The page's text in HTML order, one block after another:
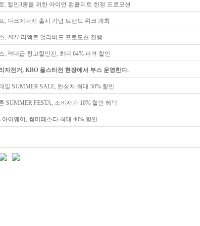
, 철인3종을 위한 아이언 컴플리트 한정 프로모션
, 다크에너지 출시 기념 브랜드 위크 개최
, 2027 리액트 얼리버드 프로모션 진행
, 역대급 창고할인전, 최대 64% 파격 할인
자전거, KBO 올스타전 현장에서 부스 운영한다.
일 SUMMER SALE, 완성차 최대 50% 할인
SUMMER FESTA, 소비자가 10% 할인 혜택
아이웨어, 썸머페스타 최대 40% 할인